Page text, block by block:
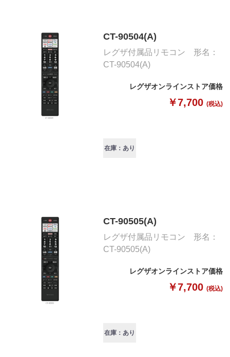
CT-90504(A)
レグザ付属品リモコン 形名：
CT-90504(A)
レグザオンラインストア価格
￥7,700 (税込)
在庫：あり
CT-90505(A)
レグザ付属品リモコン 形名：
CT-90505(A)
レグザオンラインストア価格
￥7,700 (税込)
在庫：あり